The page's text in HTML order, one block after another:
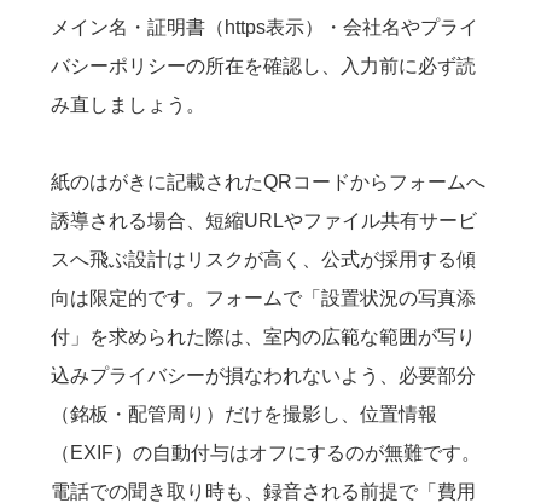
メイン名・証明書（https表示）・会社名やプライ
バシーポリシーの所在を確認し、入力前に必ず読
み直しましょう。
紙のはがきに記載されたQRコードからフォームへ
誘導される場合、短縮URLやファイル共有サービ
スへ飛ぶ設計はリスクが高く、公式が採用する傾
向は限定的です。フォームで「設置状況の写真添
付」を求められた際は、室内の広範な範囲が写り
込みプライバシーが損なわれないよう、必要部分
（銘板・配管周り）だけを撮影し、位置情報
（EXIF）の自動付与はオフにするのが無難です。
電話での聞き取り時も、録音される前提で「費用